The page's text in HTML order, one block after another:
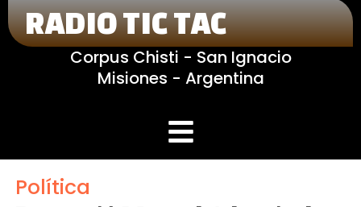
RADIO TIC TAC
Corpus Chisti - San Ignacio
Misiones - Argentina
Menú
Política